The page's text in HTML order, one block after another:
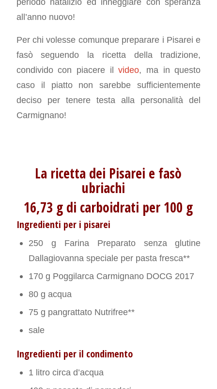
all’anno nuovo!
Per chi volesse comunque preparare i Pisarei e
fasò seguendo la ricetta della tradizione,
condivido con piacere ilvideo, ma in questo
caso il piatto non sarebbe sufficientemente
deciso per tenere testa alla personalità del
Carmignano!
La ricetta dei Pisarei e fasò
ubriachi
16,73 g di carboidrati per 100 g
Ingredienti per i pisarei
250 g Farina Preparato senza glutine
Dallagiovanna speciale per pasta fresca**
170 g Poggilarca Carmignano DOCG 2017
80 g acqua
75 g pangrattato Nutrifree**
sale
Ingredienti per il condimento
1 litro circa d’acqua